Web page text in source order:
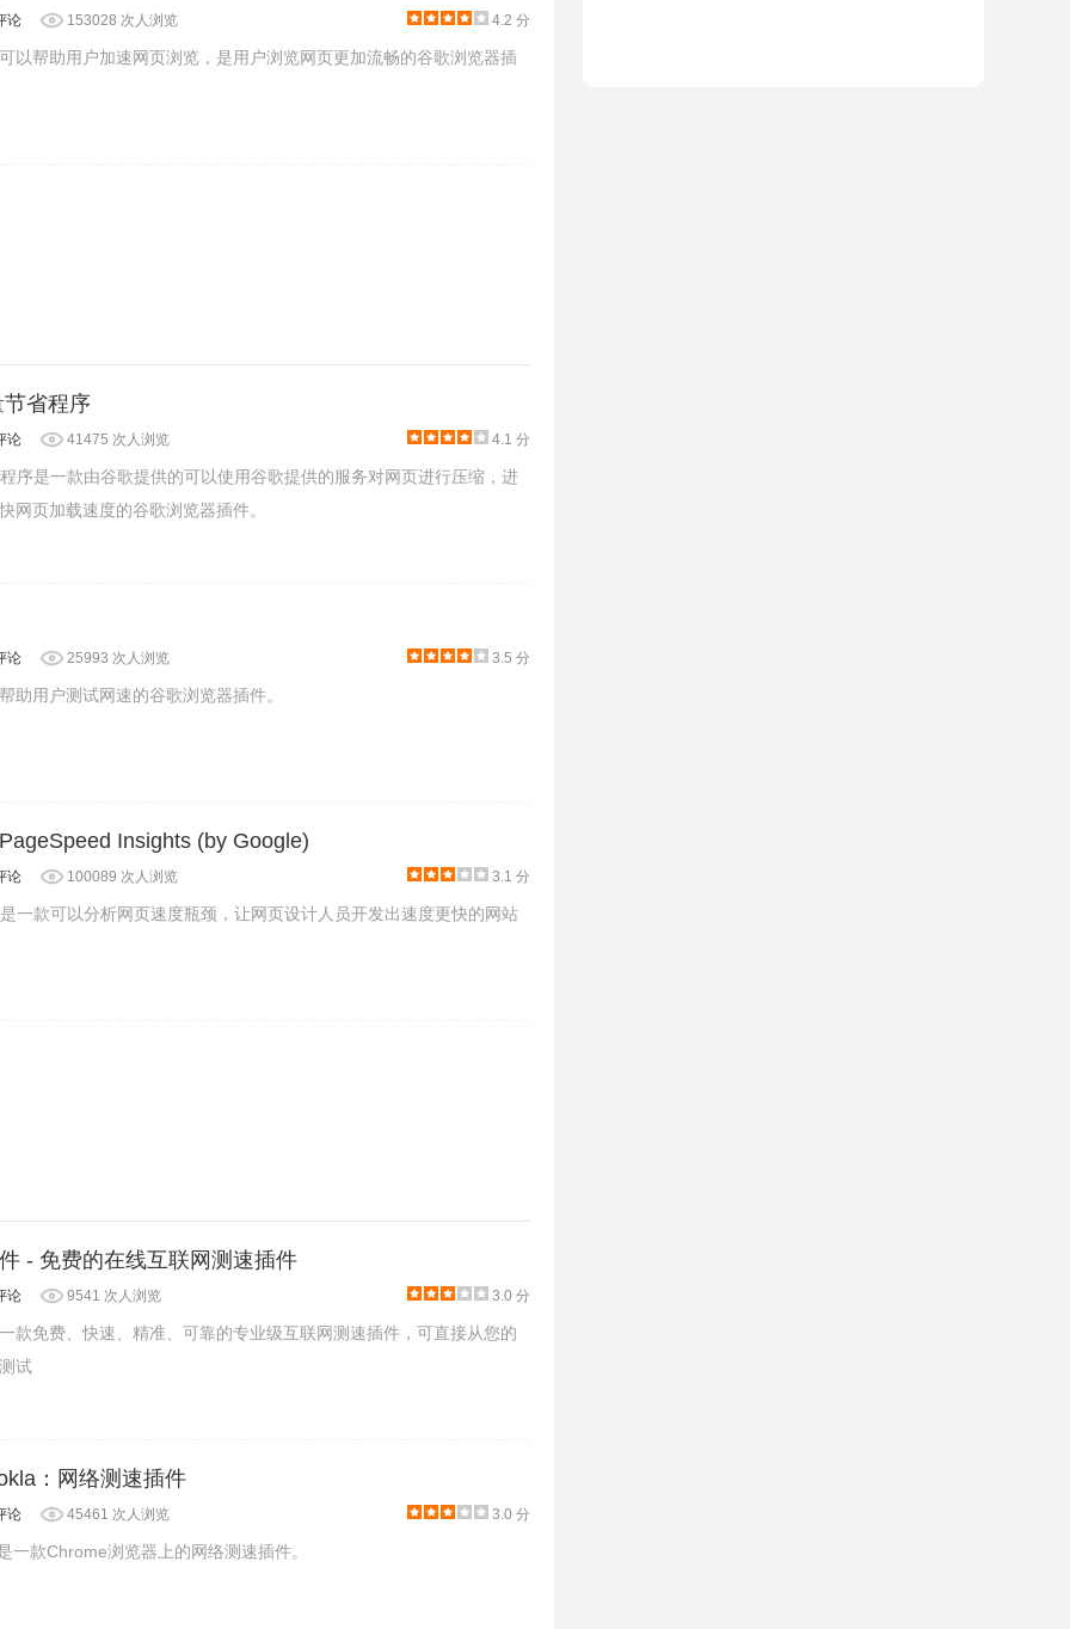
谷歌浏览器中安装.crx扩展名的离线Chrome插件？
2014-09/177.html
组件。正常情况下，当 Local CDN 处理了 js 文件后会在
开 Chrome 的开发者工具 > 网络，然后刷新当前页面，看
论 153028 次人浏览 4.2 分
以帮助用户加速网页浏览，是用户浏览网页更加流畅的谷歌浏览器插
省程序
论 41475 次人浏览 4.1 分
序是一款由谷歌提供的可以使用谷歌提供的服务对网页进行压缩，进
网页加载速度的谷歌浏览器插件。
论 25993 次人浏览 3.5 分
助用户测试网速的谷歌浏览器插件。
Insights (by Google)
论 100089 次人浏览 3.1 分
一款可以分析网页速度瓶颈，让网页设计人员开发出速度更快的网站
- 免费的在线互联网测速插件
论 9541 次人浏览 3.0 分
款免费、快速、精准、可靠的专业级互联网测速插件，可直接从您的
试
：网络测速插件
论 45461 次人浏览 3.0 分
一款Chrome浏览器上的网络测速插件。